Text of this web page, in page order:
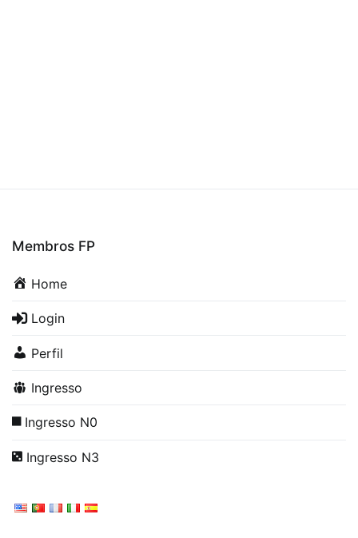
Membros FP
Home
Login
Perfil
Ingresso
Ingresso N0
Ingresso N3